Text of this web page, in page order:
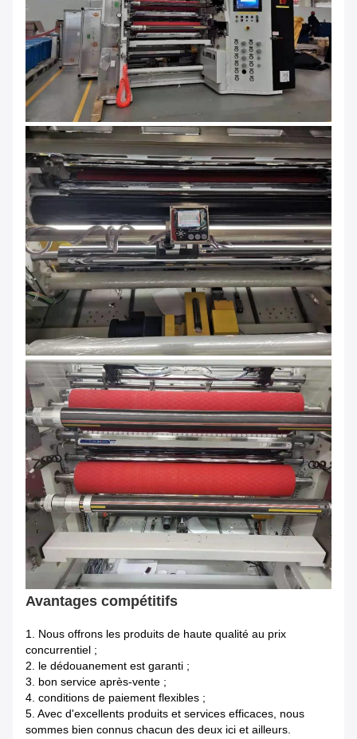
Avantages compétitifs
1. Nous offrons les produits de haute qualité au prix
concurrentiel ;
2. le dédouanement est garanti ;
3. bon service après-vente ;
4. conditions de paiement flexibles ;
5. Avec d'excellents produits et services efficaces, nous
sommes bien connus chacun des deux ici et ailleurs.